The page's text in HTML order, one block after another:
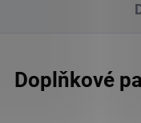
Doplňkové